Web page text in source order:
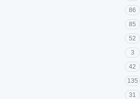
86
85
52
3
42
135
31